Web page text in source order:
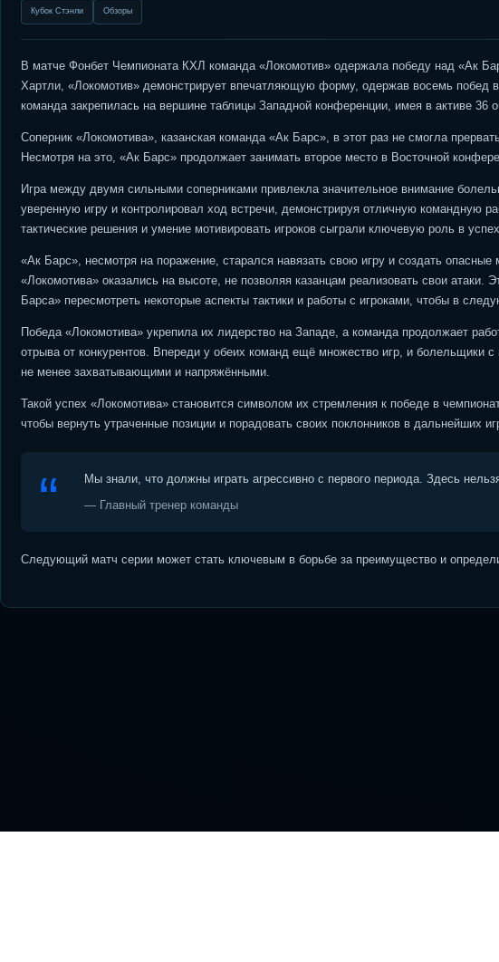
Кубок Стэнли Обзоры
В матче Фонбет Чемпионата КХЛ команда «Локомотив» одержала победу над «Ак
Хартли, «Локомотив» демонстрирует впечатляющую форму, одержав восемь побед
команда закрепилась на вершине таблицы Западной конференции, имея в активе 36
Соперник «Локомотива», казанская команда «Ак Барс», в этот раз не смогла
Несмотря на это, «Ак Барс» продолжает занимать второе место в Восточной
Игра между двумя сильными соперниками привлекла значительное внимание
уверенную игру и контролировал ход встречи, демонстрируя отличную командную
тактические решения и умение мотивировать игроков сыграли ключевую роль в
«Ак Барс», несмотря на поражение, старался навязать свою игру и создать
«Локомотива» оказались на высоте, не позволяя казанцам реализовать свои
Барса» пересмотреть некоторые аспекты тактики и работы с игроками, чтобы в
Победа «Локомотива» укрепила их лидерство на Западе, а команда продолжает
отрыва от конкурентов. Впереди у обеих команд ещё множество игр, и
не менее захватывающими и напряжёнными.
Такой успех «Локомотива» становится символом их стремления к победе в
чтобы вернуть утраченные позиции и порадовать своих поклонников в дальнейших
Мы знали, что должны играть агрессивно с первого периода. Здесь
— Главный тренер команды
Следующий матч серии может стать ключевым в борьбе за преимущество и